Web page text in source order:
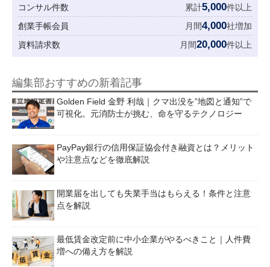
コンサル件数
累計5,000件以上
創業手帳会員
月間4,000社増加
資料請求数
月間20,000件以上
編集部おすすめの新着記事
Golden Field 金野 利哉｜クマ出没を”地図と通知”で
可視化。元消防士が挑む、命を守るテクノロジー
PayPay銀行の信用保証協会付き融資とは？メリット
や注意点などを徹底解説
開業届を出しても失業手当はもらえる！条件と注意
点を解説
最低賃金改定前に中小企業がやるべきこと｜人件費
増への備え方を解説